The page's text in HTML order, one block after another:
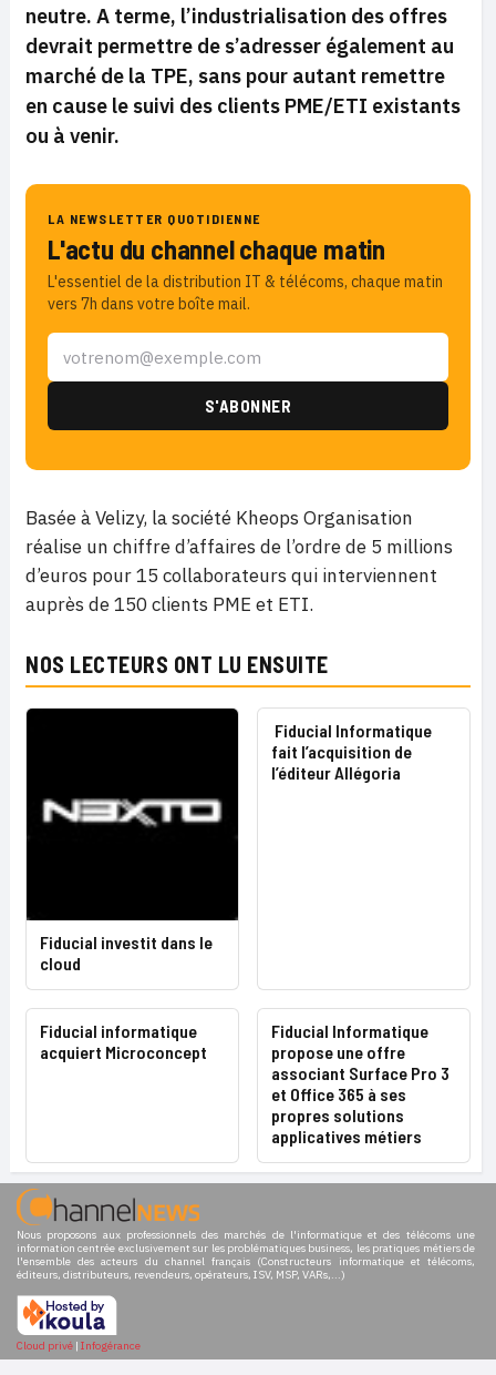
neutre. A terme, l’industrialisation des offres
devrait permettre de s’adresser également au
marché de la TPE, sans pour autant remettre
en cause le suivi des clients PME/ETI existants
ou à venir.
LA NEWSLETTER QUOTIDIENNE
L'actu du channel chaque matin
L'essentiel de la distribution IT & télécoms, chaque matin
vers 7h dans votre boîte mail.
Basée à Velizy, la société Kheops Organisation
réalise un chiffre d’affaires de l’ordre de 5 millions
d’euros pour 15 collaborateurs qui interviennent
auprès de 150 clients PME et ETI.
NOS LECTEURS ONT LU ENSUITE
Fiducial investit dans le
cloud
Fiducial Informatique
fait l’acquisition de
l’éditeur Allégoria
Fiducial informatique
acquiert Microconcept
Fiducial Informatique
propose une offre
associant Surface Pro 3
et Office 365 à ses
propres solutions
applicatives métiers
Nous proposons aux professionnels des marchés de l'informatique et des télécoms une
information centrée exclusivement sur les problématiques business, les pratiques métiers de
l'ensemble des acteurs du channel français (Constructeurs informatique et télécoms,
éditeurs, distributeurs, revendeurs, opérateurs, ISV, MSP, VARs,...)
Cloud privé | Infogérance